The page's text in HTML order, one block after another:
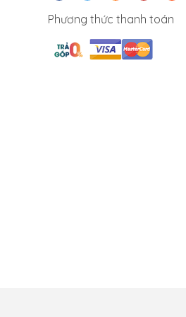
Phương thức thanh toán